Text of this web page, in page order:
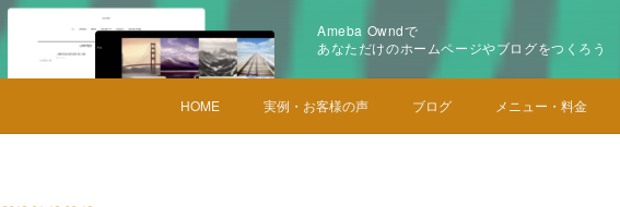
Ameba Owndで
あなただけのホームページやブログをつくろう
HOME 実例・お客様の声 ブログ メニュー・料金